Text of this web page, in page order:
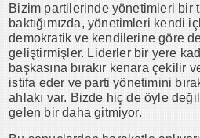
Bizim partilerinde yönetimleri bir
baktığımızda, yönetimleri kendi
demokratik ve kendilerine göre
geliştirmişler. Liderler bir yere
başkasına bırakır kenara çekilir
istifa eder ve parti yönetimini
ahlakı var. Bizde hiç de öyle
gelen bir daha gitmiyor.